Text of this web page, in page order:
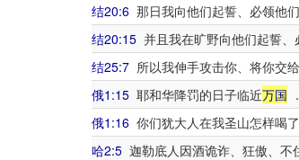
结20:6 那日我向他们起誓、必领他
结20:15 并且我在旷野向他们起誓
结25:7 所以我伸手攻击你、将你交
俄1:15 耶和华降罚的日子临近万国
俄1:16 你们犹大人在我圣山怎样喝了
哈2:5 迦勒底人因酒诡诈、狂傲、